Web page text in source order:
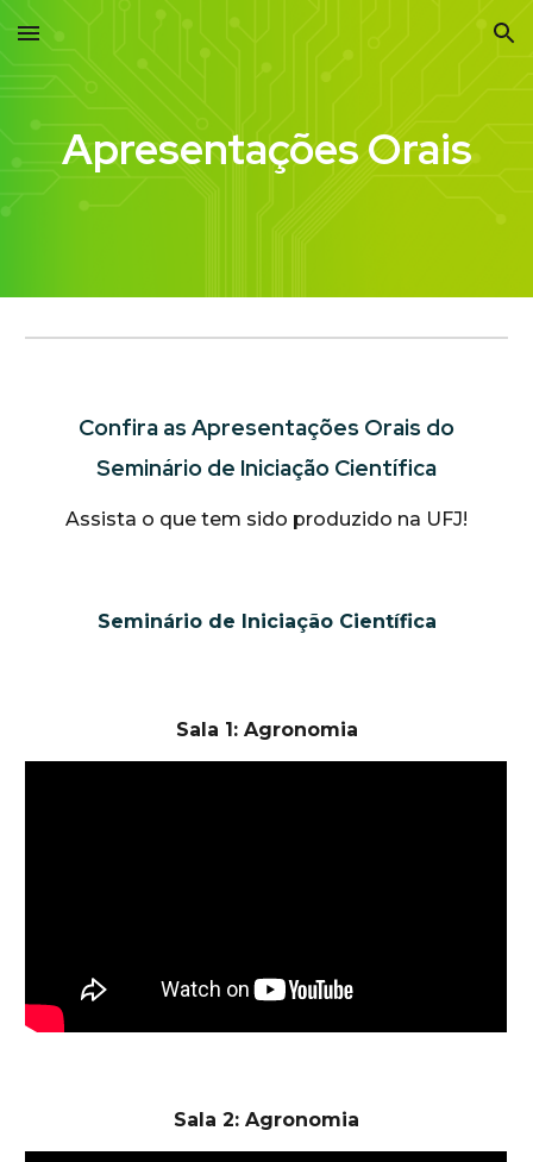
Skip to main content Skip to navigation
Apresentações Orais
Confira as Apresentações Orais do
Seminário de Iniciação Científica
Assista o que tem sido produzido na UFJ!
Seminário de Iniciação Científica
Sala 1: Agronomia
Sala 2: Agronomia